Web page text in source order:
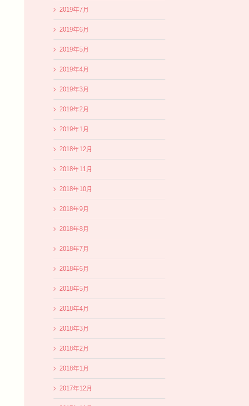
2019年7月
2019年6月
2019年5月
2019年4月
2019年3月
2019年2月
2019年1月
2018年12月
2018年11月
2018年10月
2018年9月
2018年8月
2018年7月
2018年6月
2018年5月
2018年4月
2018年3月
2018年2月
2018年1月
2017年12月